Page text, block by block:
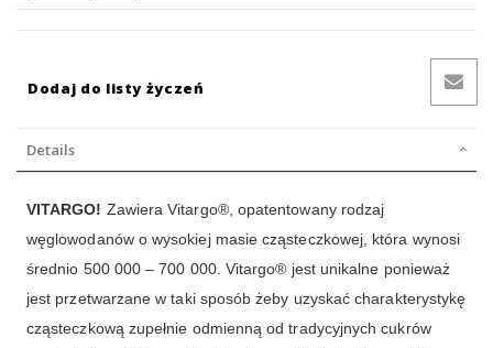
Dodaj do listy życzeń
Details
VITARGO! Zawiera Vitargo®, opatentowany rodzaj
węglowodanów o wysokiej masie cząsteczkowej, która wynosi
średnio 500 000 – 700 000. Vitargo® jest unikalne ponieważ
jest przetwarzane w taki sposób żeby uzyskać charakterystykę
cząsteczkową zupełnie odmienną od tradycyjnych cukrów